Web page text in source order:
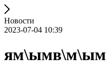
Новости
2023-07-04 10:39
ям\ымв\м\ым